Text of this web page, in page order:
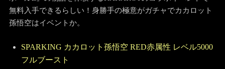
無料入手できるらしい！身勝手の極意がガチャでカカロット
孫悟空はイベントか。
SPARKING カカロット孫悟空 RED赤属性 レベル5000
フルブースト